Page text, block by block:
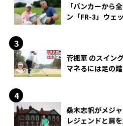
「バンカーから
ン「FR-3」ウェ
菅楓華 のスイン
マネるには足の
桑木志帆がメジ
レジェンドと肩